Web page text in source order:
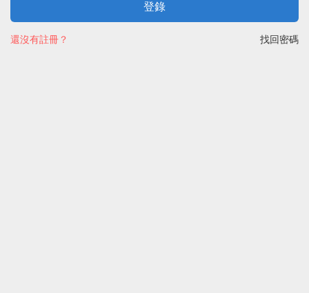
登錄
找回密碼
還沒有註冊？